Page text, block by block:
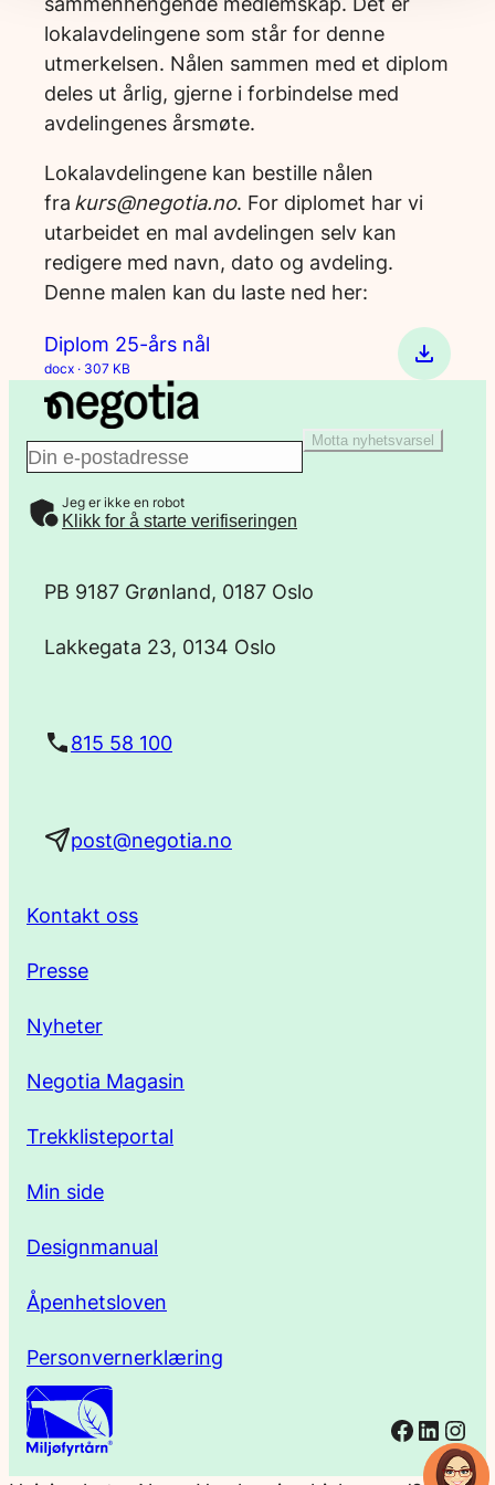
lokalavdelingene som står for denne
utmerkelsen. Nålen sammen med et diplom
deles ut årlig, gjerne i forbindelse med
avdelingenes årsmøte.
Lokalavdelingene kan bestille nålen
fra kurs@negotia.no. For diplomet har vi
utarbeidet en mal avdelingen selv kan
redigere med navn, dato og avdeling.
Denne malen kan du laste ned her:
Diplom 25-års nål
docx · 307 KB
E
-
Motta nyhetsvarsel
Jeg er ikke en robot
Klikk for å starte verifiseringen
PB 9187 Grønland, 0187 Oslo
Lakkegata 23, 0134 Oslo
815 58 100
post@negotia.no
Kontakt oss
Presse
Nyheter
Negotia Magasin
Trekklisteportal
Min side
Designmanual
Åpenhetsloven
Personvernerklæring